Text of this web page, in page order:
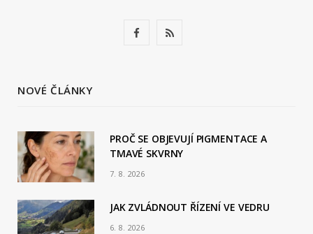
b
o
k
R
NOVÉ ČLÁNKY
PROČ SE OBJEVUJÍ PIGMENTACE A
TMAVÉ SKVRNY
7. 8. 2026
JAK ZVLÁDNOUT ŘÍZENÍ VE VEDRU
6. 8. 2026